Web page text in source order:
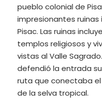
pueblo colonial de
impresionantes
Pisac. Las ruinas
templos religiosos y
vistas al Valle
defendió la entrada
ruta que conectaba
de la selva tropical.